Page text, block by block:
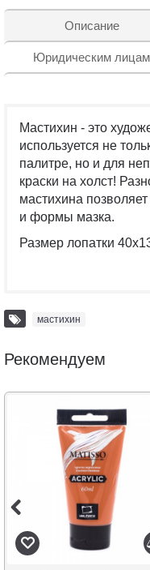
Описание
Юридическим лицам
Мастихин - это
используется не
палитре, но и для
краски на холст!
мастихина
и формы мазка.
Размер лопатки
мастихин
Рекомендуем